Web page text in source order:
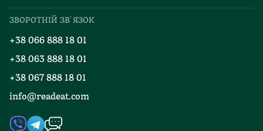
Про нас
Добірки
Блог
Події
Книгарні
Контакти
Автори
ЗВОРОТНІЙ ЗВ`ЯЗОК
+38 066 888 18 01
+38 063 888 18 01
+38 067 888 18 01
info@readeat.com